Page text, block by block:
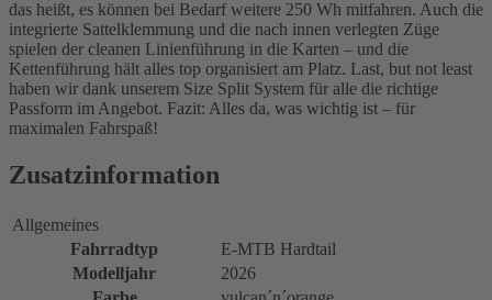
das heißt, es können bei Bedarf weitere 250 Wh mitfahren. Auch die
integrierte Sattelklemmung und die nach innen verlegten Züge
spielen der cleanen Linienführung in die Karten – und die
Kettenführung hält alles top organisiert am Platz. Last, but not least
haben wir dank unserem Size Split System für alle die richtige
Passform im Angebot. Fazit: Alles da, was wichtig ist – für
maximalen Fahrspaß!
Zusatzinformation
Allgemeines
Fahrradtyp
E-MTB Hardtail
Modelljahr
2026